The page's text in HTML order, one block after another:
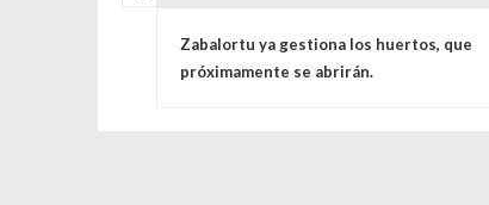
Zabalortu ya gestiona los huertos, que
próximamente se abrirán.